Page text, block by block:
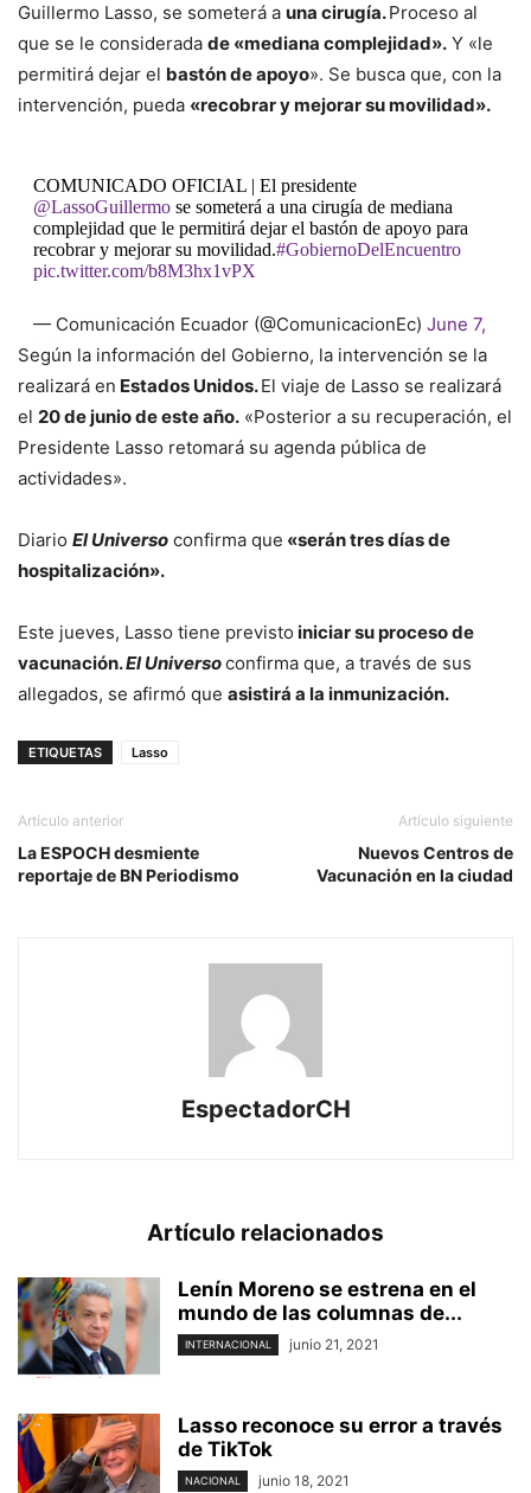
Guillermo Lasso, se someterá a una cirugía.Proceso al
que se le considerada de «mediana complejidad». Y «le
permitirá dejar el bastón de apoyo». Se busca que, con la
intervención, pueda «recobrar y mejorar su movilidad».
COMUNICADO OFICIAL | El presidente
@LassoGuillermose someterá a una cirugía de mediana
complejidad que le permitirá dejar el bastón de apoyo para
recobrar y mejorar su movilidad.#GobiernoDelEncuentro
pic.twitter.com/b8M3hx1vPX
— Comunicación Ecuador (@ComunicacionEc) June 7,
2021
Según la información del Gobierno, la intervención se la
realizará en Estados Unidos.El viaje de Lasso se realizará
el 20 de junio de este año. «Posterior a su recuperación, el
Presidente Lasso retomará su agenda pública de
actividades».
Diario El Universo confirma que «serán tres días de
hospitalización».
Este jueves, Lasso tiene previsto iniciar su proceso de
vacunación.El Universoconfirma que, a través de sus
allegados, se afirmó que asistirá a la inmunización.
ETIQUETAS Lasso
Artículo anterior
La ESPOCH desmiente
reportaje de BN Periodismo
Artículo siguiente
Nuevos Centros de
Vacunación en la ciudad
EspectadorCH
Artículo relacionados
Lenín Moreno se estrena en el
mundo de las columnas de...
INTERNACIONAL junio 21, 2021
Lasso reconoce su error a través
de TikTok
NACIONAL junio 18, 2021